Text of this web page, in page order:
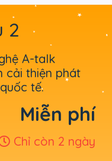
2
A-talk
cải thiện phát
tế.
Miễn phí
Chỉ còn 2 ngày